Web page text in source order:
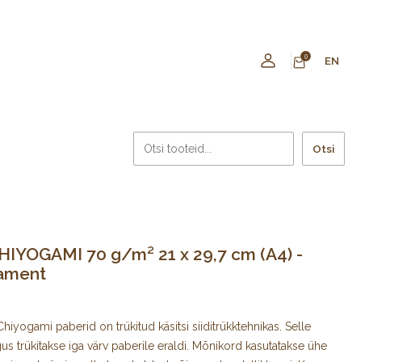
0 EN
Otsi
70 g/m² 21 x 29,7 cm (A4) -
paberid on trükitud käsitsi siiditrükktehnikas. Selle
trükitakse iga värv paberile eraldi. Mõnikord kasutatakse ühe